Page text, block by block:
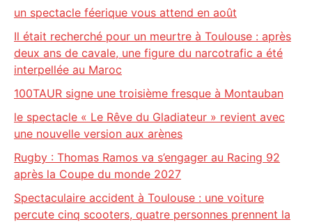
un spectacle féerique vous attend en août
Il était recherché pour un meurtre à Toulouse : après
deux ans de cavale, une figure du narcotrafic a été
interpellée au Maroc
100TAUR signe une troisième fresque à Montauban
le spectacle « Le Rêve du Gladiateur » revient avec
une nouvelle version aux arènes
Rugby : Thomas Ramos va s’engager au Racing 92
après la Coupe du monde 2027
Spectaculaire accident à Toulouse : une voiture
percute cinq scooters, quatre personnes prennent la